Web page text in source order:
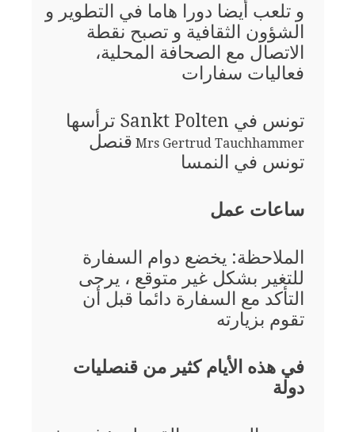
و تلعب أيضا دورا هاما في التطوير و
الشؤون الثقافية و تصبح نقطة
الاتصال مع الصحافة المحلية،
فعاليات سفارات
تونس في Sankt Polten ترأسها
Mrs Gertrud Tauchhammer قنصل
تونس في النمسا
ساعات عمل
الملاحظة: يخضع دوام السفارة
للتغير بشكل غير متوقع ، يرجى
التأكد مع السفارة دائما قبل أن
تقوم بزيارته
في هذه الأيام كثير من قنصليات
دولة